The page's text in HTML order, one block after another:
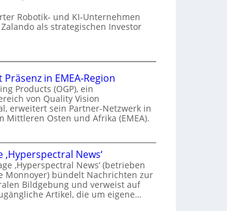
Robotik- und KI-Unternehmen
als strategischen Investor
Präsenz in EMEA-Region
Products (OGP), ein
von Quality Vision
erweitert sein Partner-Netzwerk in
Mittleren Osten und Afrika (EMEA).
‚Hyperspectral News‘
‚Hyperspectral News‘ (betrieben
Monnoyer) bündelt Nachrichten zur
Bildgebung und verweist auf
Artikel, die um eigene…